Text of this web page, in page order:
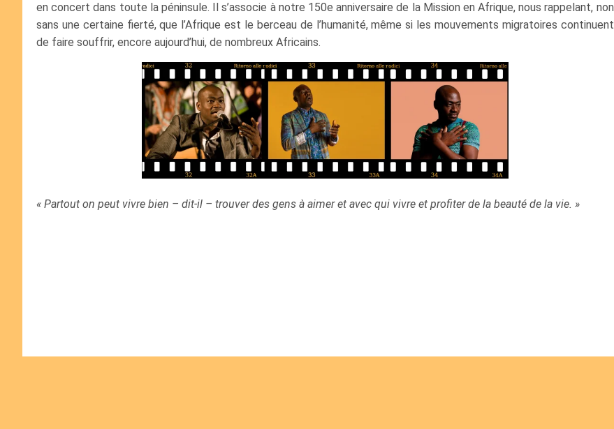
en concert dans toute la péninsule. Il s’associe à notre 150e anniversaire de la Mission en Afrique, nous rappelant, non
sans une certaine fierté, que l’Afrique est le berceau de l’humanité, même si les mouvements migratoires continuent
de faire souffrir, encore aujourd’hui, de nombreux Africains.
« Partout on peut vivre bien – dit-il – trouver des gens à aimer et avec qui vivre et profiter de la beauté de la vie. »